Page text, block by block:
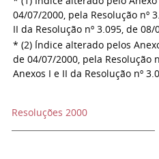
04/07/2000, pela Resolução nº
II da Resolução nº 3.095, de 08/
* (2) Índice alterado pelos
de 04/07/2000, pela Resolução
Anexos I e II da Resolução nº
Resoluções 2000